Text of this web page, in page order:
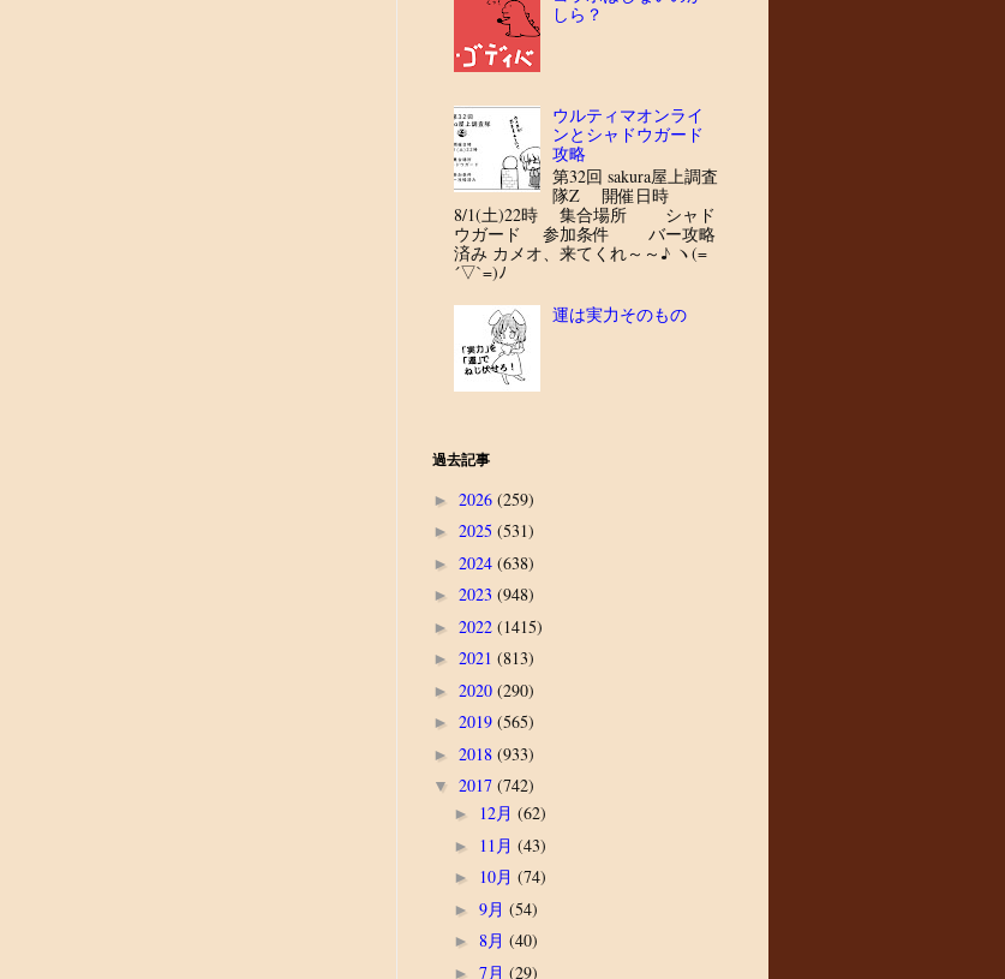
しら？
ウルティマオンライ
ンとシャドウガード
攻略
第32回 sakura屋上調査
隊Z 開催日時
8/1(土)22時 集合場所 シャド
ウガード 参加条件 バー攻略
済み カメオ、来てくれ～～♪ ヽ(=
´▽`=)ﾉ
運は実力そのもの
過去記事
► 2026 (259)
► 2025 (531)
► 2024 (638)
► 2023 (948)
► 2022 (1415)
► 2021 (813)
► 2020 (290)
► 2019 (565)
► 2018 (933)
▼ 2017 (742)
► 12月 (62)
► 11月 (43)
► 10月 (74)
► 9月 (54)
► 8月 (40)
► 7月 (29)